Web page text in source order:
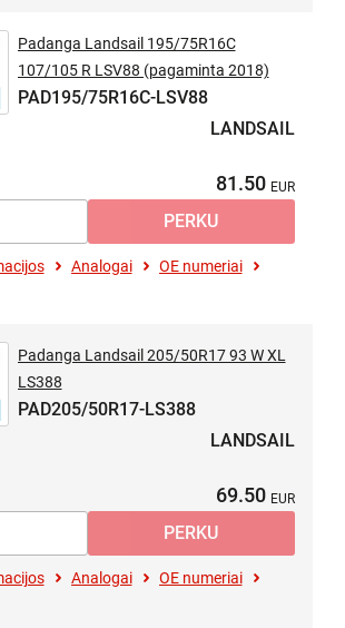
Padanga Landsail 195/75R16C
107/105 R LSV88 (pagaminta 2018)
PAD195/75R16C-LSV88
LANDSAIL
81.50
Analogai
OE numeriai
Padanga Landsail 205/50R17 93 W XL
LS388
PAD205/50R17-LS388
LANDSAIL
69.50
Analogai
OE numeriai